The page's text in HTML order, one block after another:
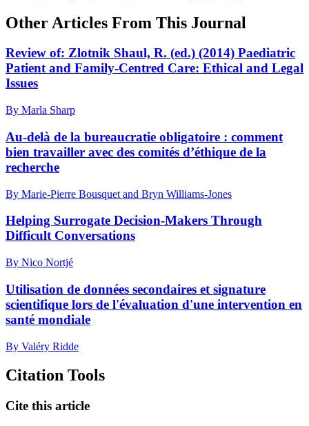
Other Articles From This Journal
Review of: Zlotnik Shaul, R. (ed.) (2014) Paediatric
Patient and Family-Centred Care: Ethical and Legal
Issues
By Marla Sharp
Au-delà de la bureaucratie obligatoire : comment
bien travailler avec des comités d’éthique de la
recherche
By Marie-Pierre Bousquet and Bryn Williams-Jones
Helping Surrogate Decision-Makers Through
Difficult Conversations
By Nico Nortjé
Utilisation de données secondaires et signature
scientifique lors de l'évaluation d'une intervention en
santé mondiale
By Valéry Ridde
Citation Tools
Cite this article